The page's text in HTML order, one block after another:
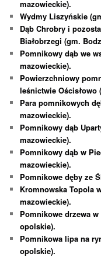
mazowieckie).
Wydmy Liszyńskie
Dąb Chrobry i
Białobrzegi (gm.
Pomnikowy dąb we
mazowieckie).
Powierzchniowy
leśnictwie Ościsłowo
Para pomnikowych
mazowieckie).
Pomnikowy dąb
mazowieckie).
Pomnikowy dąb w
mazowieckie).
Pomnikowe dęby ze
Kromnowska Topola
mazowieckie).
Pomnikowe drzewa
opolskie).
Pomnikowa lipa na
opolskie).